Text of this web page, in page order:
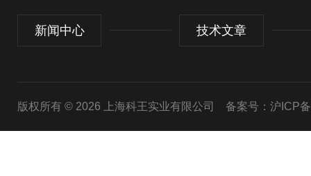
新闻中心 技术文章
版权所有 © 2026 上海科王实业有限公司 备案号：沪ICP